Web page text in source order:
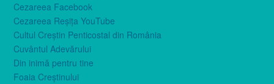
Cezareea Facebook
Cezareea Reşiţa YouTube
Cultul Creştin Penticostal din România
Cuvântul Adevărului
Din inimă pentru tine
Foaia Creştinului